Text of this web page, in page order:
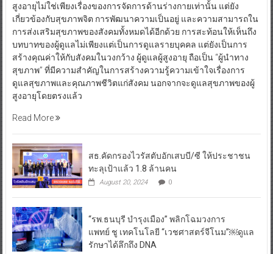
สูงอายุไม่ใช่เพียงเรื่องของการจัดการด้านร่างกายเท่านั้น แต่ยัง
เกี่ยวข้องกับสุขภาพจิต การพัฒนาความเป็นอยู่ และความสามารถใน
การส่งเสริมสุขภาพของสังคมทั้งหมดได้อีกด้วย การสะท้อนให้เห็นถึง
บทบาทของผู้ดูแลไม่เพียงแต่เป็นการดูแลรายบุคคล แต่ยังเป็นการ
สร้างคุณค่าให้กับสังคมในวงกว้าง ผู้ดูแลผู้สูงอายุ ถือเป็น “ผู้นำทาง
สุขภาพ” ที่มีความสำคัญในการสร้างความรู้ความเข้าใจเรื่องการ
ดูแลสุขภาพและคุณภาพชีวิตแก่สังคม นอกจากจะดูแลสุขภาพของผู้
สูงอายุโดยตรงแล้ว
Read More
สธ.คัดกรองไวรัสตับอักเสบบี/ซี ให้ประชาชน
ทะลุเป้าแล้ว 1.8 ล้านคน
August 20, 2024 0
“รพ.ธนบุรี บำรุงเมือง” พลิกโฉมวงการ
แพทย์ ชู เทคโนโลยี “เวชศาสตร์จีโนม”￼ดูแล
รักษาได้ลึกถึง DNA